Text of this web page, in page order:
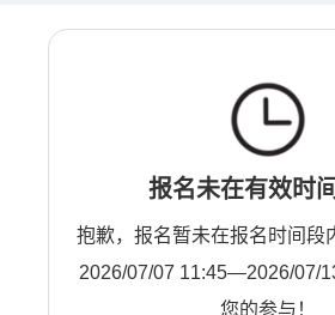
报名未在有效时
抱歉，报名暂未在报名时间段
2026/07/07 11:45—2026/07/
您的参与！